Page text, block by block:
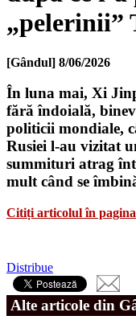
„pelerinii”
[Gândul] 8/06/2026
În luna mai, Xi
fără îndoială,
politicii mondiale,
Rusiei l-au vizitat
summituri atrag
mult când se
Citiți articolul în
Distribue
Alte articole din